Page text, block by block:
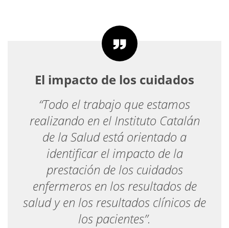
El impacto de los cuidados
“Todo el trabajo que estamos
realizando en el Instituto Catalán
de la Salud está orientado a
identificar el impacto de la
prestación de los cuidados
enfermeros en los resultados de
salud y en los resultados clínicos de
los pacientes”.